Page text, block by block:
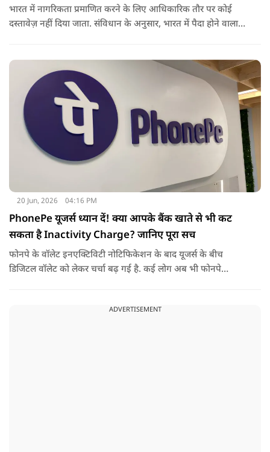
भारत में नागरिकता प्रमाणित करने के लिए आधिकारिक तौर पर कोई
दस्तावेज़ नहीं दिया जाता. संविधान के अनुसार, भारत में पैदा होने वाला
20 Jun, 2026 04:16 PM
PhonePe यूजर्स ध्यान दें! क्या आपके बैंक खाते से भी कट
सकता है Inactivity Charge? जानिए पूरा सच
फोनपे के वॉलेट इनएक्टिविटी नोटिफिकेशन के बाद यूजर्स के बीच
डिजिटल वॉलेट को लेकर चर्चा बढ़ गई है. कई लोग अब भी फोनपे
ADVERTISEMENT